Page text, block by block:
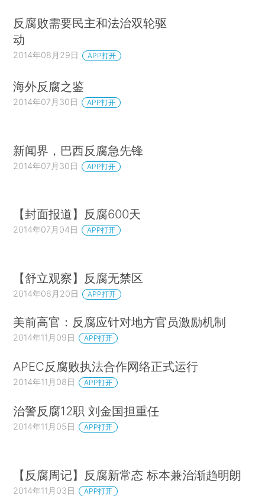
反腐败需要民主和法治双轮驱
动
2014年08月29日 APP打开
海外反腐之鉴
2014年07月30日 APP打开
新闻界，巴西反腐急先锋
2014年07月30日 APP打开
【封面报道】反腐600天
2014年07月04日 APP打开
【舒立观察】反腐无禁区
2014年06月20日 APP打开
美前高官：反腐应针对地方官员激励机制
2014年11月09日 APP打开
APEC反腐败执法合作网络正式运行
2014年11月08日 APP打开
治警反腐12职 刘金国担重任
2014年11月05日 APP打开
【反腐周记】反腐新常态 标本兼治渐趋明朗
2014年11月03日 APP打开